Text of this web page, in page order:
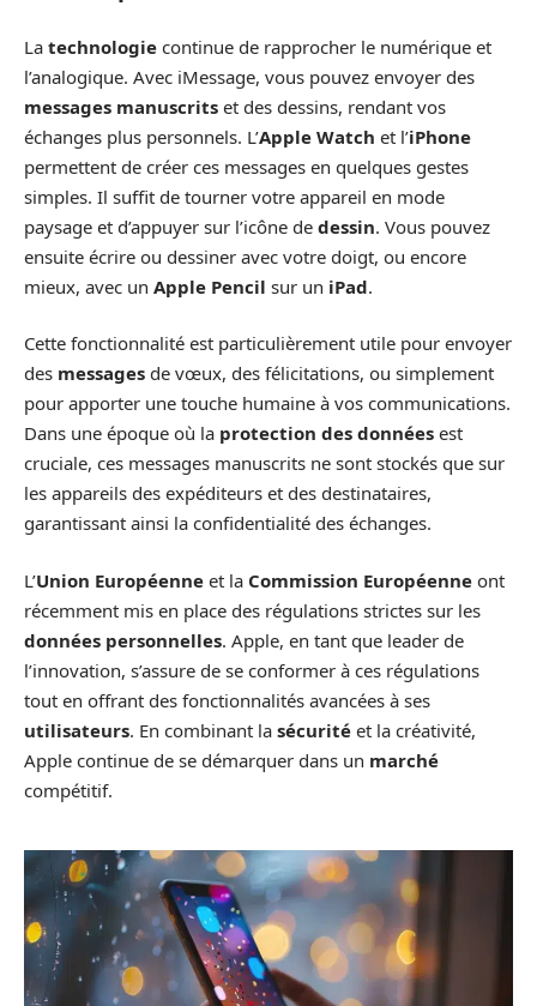
La technologie continue de rapprocher le numérique et
l’analogique. Avec iMessage, vous pouvez envoyer des
messages manuscrits et des dessins, rendant vos
échanges plus personnels. L’Apple Watch et l’iPhone
permettent de créer ces messages en quelques gestes
simples. Il suffit de tourner votre appareil en mode
paysage et d’appuyer sur l’icône de dessin. Vous pouvez
ensuite écrire ou dessiner avec votre doigt, ou encore
mieux, avec un Apple Pencil sur un iPad.
Cette fonctionnalité est particulièrement utile pour envoyer
des messages de vœux, des félicitations, ou simplement
pour apporter une touche humaine à vos communications.
Dans une époque où la protection des données est
cruciale, ces messages manuscrits ne sont stockés que sur
les appareils des expéditeurs et des destinataires,
garantissant ainsi la confidentialité des échanges.
L’Union Européenne et la Commission Européenne ont
récemment mis en place des régulations strictes sur les
données personnelles. Apple, en tant que leader de
l’innovation, s’assure de se conformer à ces régulations
tout en offrant des fonctionnalités avancées à ses
utilisateurs. En combinant la sécurité et la créativité,
Apple continue de se démarquer dans un marché
compétitif.